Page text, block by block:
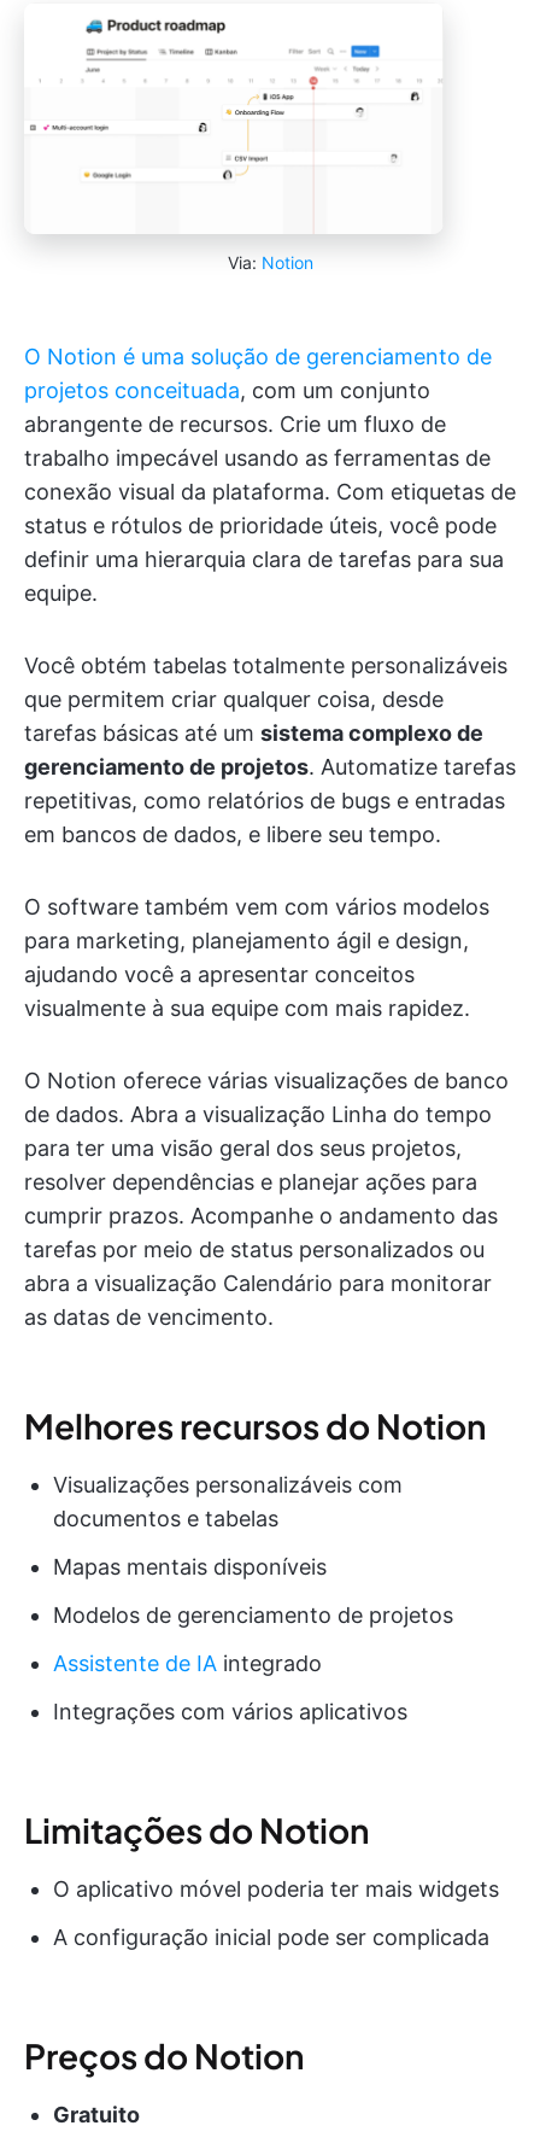
Via: Notion
O Notion é uma solução de gerenciamento de
projetos conceituada, com um conjunto
abrangente de recursos. Crie um fluxo de
trabalho impecável usando as ferramentas de
conexão visual da plataforma. Com etiquetas de
status e rótulos de prioridade úteis, você pode
definir uma hierarquia clara de tarefas para sua
equipe.
Você obtém tabelas totalmente personalizáveis
que permitem criar qualquer coisa, desde
tarefas básicas até um sistema complexo de
gerenciamento de projetos. Automatize tarefas
repetitivas, como relatórios de bugs e entradas
em bancos de dados, e libere seu tempo.
O software também vem com vários modelos
para marketing, planejamento ágil e design,
ajudando você a apresentar conceitos
visualmente à sua equipe com mais rapidez.
O Notion oferece várias visualizações de banco
de dados. Abra a visualização Linha do tempo
para ter uma visão geral dos seus projetos,
resolver dependências e planejar ações para
cumprir prazos. Acompanhe o andamento das
tarefas por meio de status personalizados ou
abra a visualização Calendário para monitorar
as datas de vencimento.
Melhores recursos do Notion
Visualizações personalizáveis com
documentos e tabelas
Mapas mentais disponíveis
Modelos de gerenciamento de projetos
Assistente de IA integrado
Integrações com vários aplicativos
Limitações do Notion
O aplicativo móvel poderia ter mais widgets
A configuração inicial pode ser complicada
Preços do Notion
Gratuito